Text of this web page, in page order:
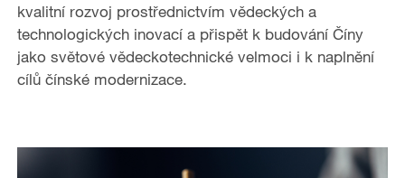
kvalitní rozvoj prostřednictvím vědeckých a
technologických inovací a přispět k budování Číny
jako světové vědeckotechnické velmoci i k naplnění
cílů čínské modernizace.